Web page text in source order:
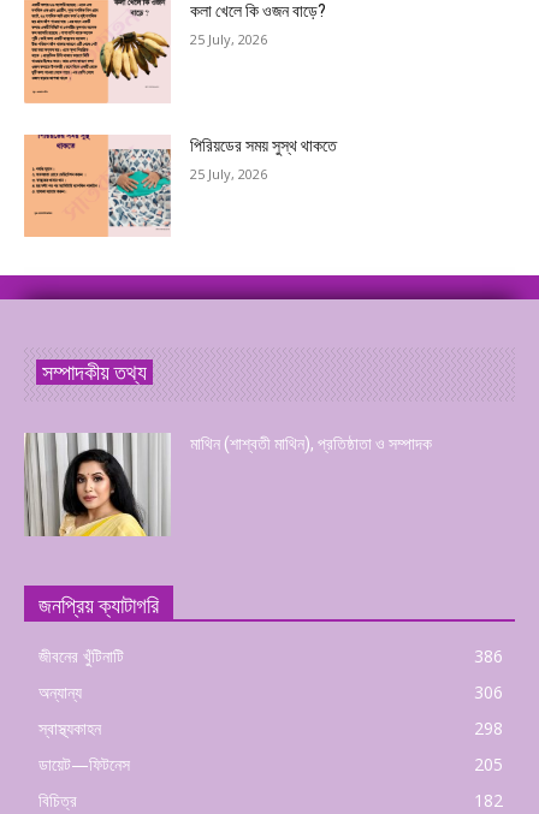
কলা খেলে কি ওজন বাড়ে?
25 July, 2026
পিরিয়ডের সময় সুস্থ থাকতে
25 July, 2026
সম্পাদকীয় তথ্য
মাথিন (শাশ্বতী মাথিন), প্রতিষ্ঠাতা ও সম্পাদক
জনপ্রিয় ক্যাটাগরি
জীবনের খুঁটিনাটি
386
অন্যান্য
306
স্বাস্থ্যকাহন
298
ডায়েট—ফিটনেস
205
বিচিত্র
182